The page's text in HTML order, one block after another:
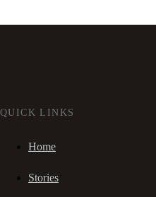
QUICK LINKS
Home
Stories